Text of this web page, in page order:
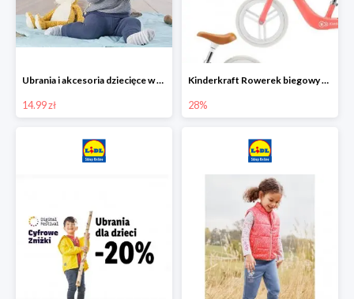
Ubrania i akcesoria dziecięce w Lidlu Online od 14,99 zł
14.99 zł
Kinderkraft Rowerek biegowy Fly
28%